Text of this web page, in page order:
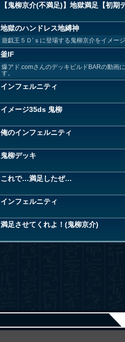
【鬼柳京介(不満足)】地獄満足【初
地獄のハンドレス地縛神
遊戯王５Ｄ’ｓに登場する鬼柳京介をイメー
釜IF
爆アド.comさんのデッキビルドBARの動画
す。
インフェルニティ
イメージ35ds 鬼柳
俺のインフェルニティ
鬼柳デッキ
これで…満足したぜ…
インフェルニティ
満足させてくれよ！(鬼柳京介)